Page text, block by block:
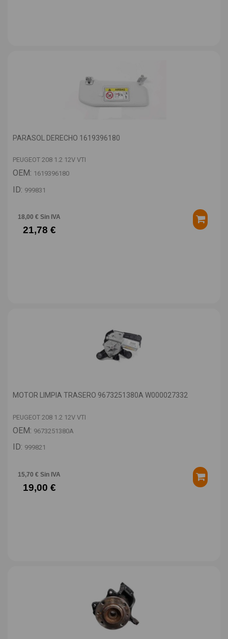
PARASOL DERECHO 1619396180
PEUGEOT 208 1.2 12V VTI
OEM: 1619396180
ID: 999831
18,00 € Sin IVA
21,78 €
MOTOR LIMPIA TRASERO 9673251380A W000027332
PEUGEOT 208 1.2 12V VTI
OEM: 9673251380A
ID: 999821
15,70 € Sin IVA
19,00 €